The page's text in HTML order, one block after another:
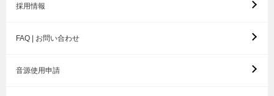
採用情報
FAQ | お問い合わせ
音源使用申請